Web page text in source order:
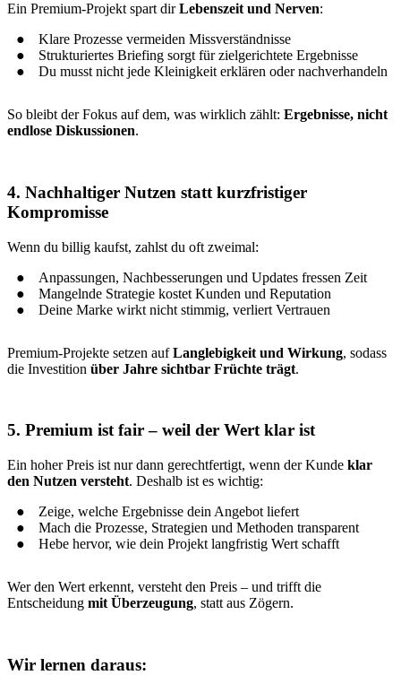
Ein Premium-Projekt spart dirLebenszeit und Nerven:
Klare Prozesse vermeiden Missverständnisse
Strukturiertes Briefing sorgt für zielgerichtete Ergebnisse
Du musst nicht jede Kleinigkeit erklären oder nachverhandeln
So bleibt der Fokus auf dem, was wirklich zählt: Ergebnisse, nicht
endlose Diskussionen.
4. Nachhaltiger Nutzen statt kurzfristiger
Kompromisse
Wenn du billig kaufst, zahlst du oft zweimal:
Anpassungen, Nachbesserungen und Updates fressen Zeit
Mangelnde Strategie kostet Kunden und Reputation
Deine Marke wirkt nicht stimmig, verliert Vertrauen
Premium-Projekte setzen aufLanglebigkeit und Wirkung, sodass
die Investition über Jahre sichtbar Früchte trägt.
5. Premium ist fair – weil der Wert klar ist
Ein hoher Preis ist nur dann gerechtfertigt, wenn der Kunde klar
den Nutzen versteht. Deshalb ist es wichtig:
Zeige, welche Ergebnisse dein Angebot liefert
Mach die Prozesse, Strategien und Methoden transparent
Hebe hervor, wie dein Projekt langfristig Wert schafft
Wer den Wert erkennt, versteht den Preis – und trifft die
Entscheidung mit Überzeugung, statt aus Zögern.
Wir lernen daraus: